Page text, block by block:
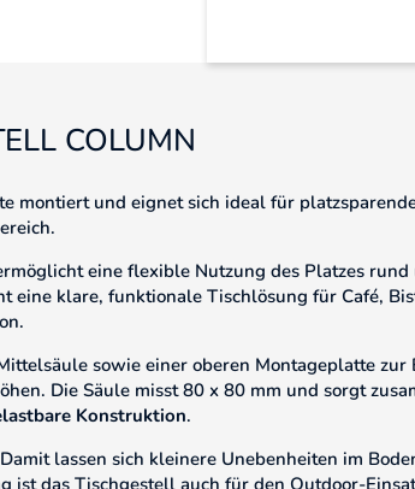
COLUMN
montiert und eignet sich ideal für
eine flexible Nutzung des Platzes rund
eine klare, funktionale Tischlösung für Café,
sowie einer oberen Montageplatte zur
Die Säule misst 80 x 80 mm und sorgt
Konstruktion.
lassen sich kleinere Unebenheiten im
das Tischgestell auch für den Outdoor-